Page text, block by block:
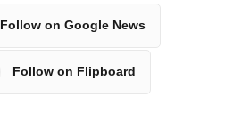
Follow on Google News
Follow on Flipboard